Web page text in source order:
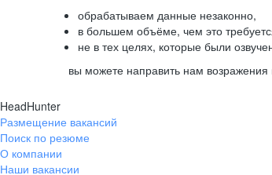
обрабатываем данные незаконно,
в большем объёме, чем это
не в тех целях, которые были
вы можете направить нам
HeadHunter
Размещение вакансий
Поиск по резюме
О компании
Наши вакансии